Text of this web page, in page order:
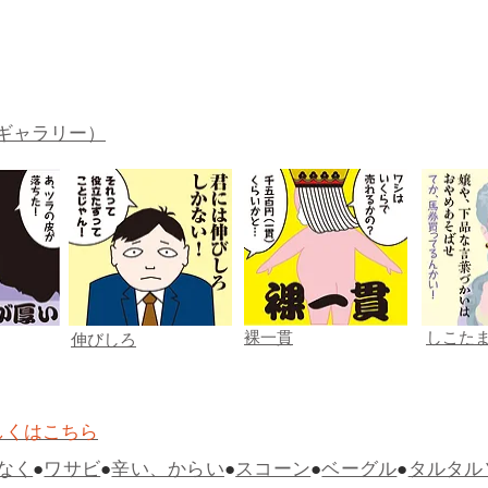
ラリー）
伸びしろ 裸一貫 しこた
はこちら
く●ワサビ●辛い、からい●スコーン●ベーグル●タルタ